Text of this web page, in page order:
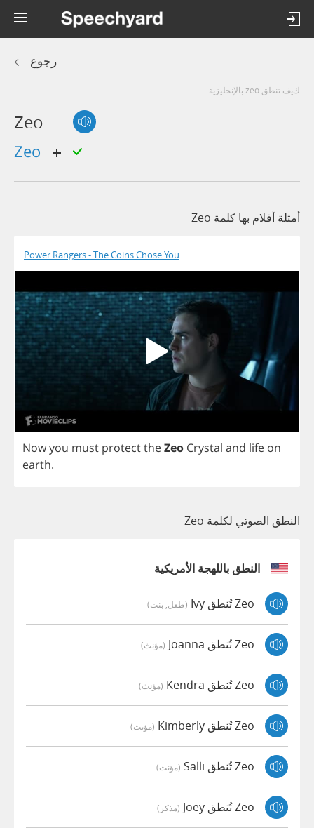
رجوع
كيف تنطق zeo بالإنجليزية
Zeo
zeo
أمثلة أفلام بها كلمة Zeo
Power Rangers - The Coins Chose You
Nowyou must protecttheZeo Crystal and life on
earth.
النطق الصوتي لكلمة Zeo
النطق باللهجة الأمريكية
Zeo تُنطق Ivy (طفل, بنت)
Zeo تُنطق Joanna (مؤنث)
Zeo تُنطق Kendra (مؤنث)
Zeo تُنطق Kimberly (مؤنث)
Zeo تُنطق Salli (مؤنث)
Zeo تُنطق Joey (مذكر)